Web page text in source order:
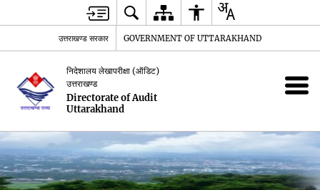
उत्तराखण्ड सरकार GOVERNMENT OF UTTARAKHAND
निदेशालय लेखापरीक्षा (ऑडिट)
उत्तराखण्ड
Directorate of Audit
Uttarakhand